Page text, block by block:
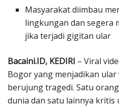
Masyarakat diimbau
lingkungan dan segera
jika terjadi gigitan ular
Bacaini.ID, KEDIRI – Viral
Bogor yang menjadikan
berujung tragedi. Satu
dunia dan satu lainnya